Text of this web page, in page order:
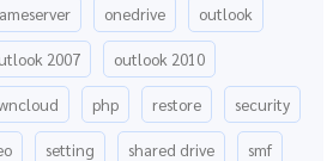
onedrive outlook
2007 outlook 2010
php restore security
setting shared drive smf